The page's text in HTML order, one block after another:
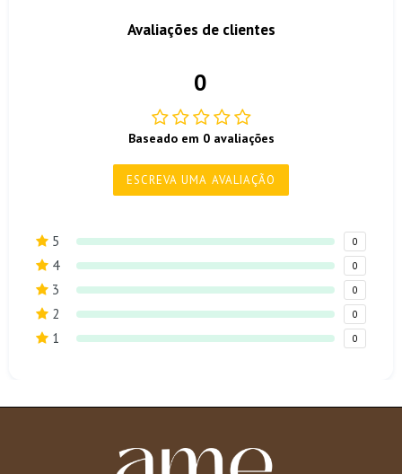
Avaliações de clientes
0
Baseado em 0 avaliações
ESCREVA UMA AVALIAÇÃO
5 0
4 0
3 0
2 0
1 0